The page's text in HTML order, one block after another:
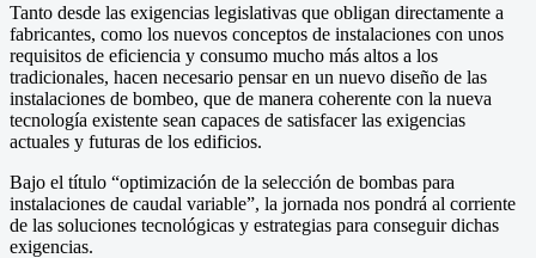
Tanto desde las exigencias legislativas que obligan directamente a
fabricantes, como los nuevos conceptos de instalaciones con unos
requisitos de eficiencia y consumo mucho más altos a los
tradicionales, hacen necesario pensar en un nuevo diseño de las
instalaciones de bombeo, que de manera coherente con la nueva
tecnología existente sean capaces de satisfacer las exigencias
actuales y futuras de los edificios.
Bajo el título “optimización de la selección de bombas para
instalaciones de caudal variable”, la jornada nos pondrá al corriente
de las soluciones tecnológicas y estrategias para conseguir dichas
exigencias.